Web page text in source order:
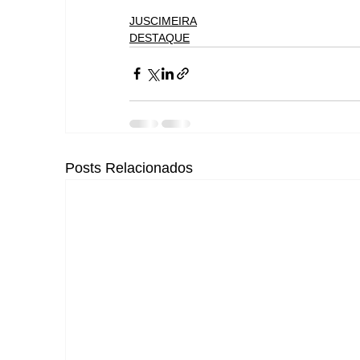
JUSCIMEIRA
DESTAQUE
Posts Relacionados